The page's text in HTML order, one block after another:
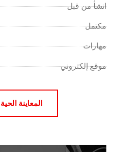
انشأ من قبل
مكتمل
مهارات
موقع إلكتروني
المعاينة الحية